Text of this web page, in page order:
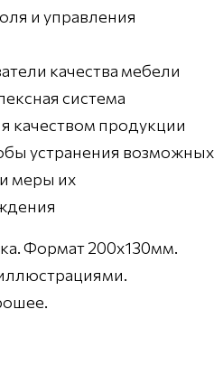
и управления
качества мебели
система
качеством продукции
устранения возможных
меры их
Формат 200х130мм.